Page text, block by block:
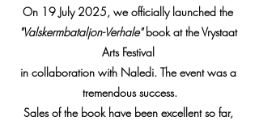
On 19 July 2025, we officially launched the
"Valskermbataljon-Verhale" book at the Vrystaat
Arts Festival
in collaboration with Naledi. The event was a
tremendous success.
Sales of the book have been excellent so far,